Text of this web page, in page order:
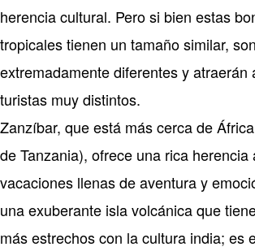
herencia cultural. Pero si bien estas
tropicales tienen un tamaño similar, son
extremadamente diferentes y atraerán
turistas muy distintos.
Zanzíbar, que está más cerca de
de Tanzania), ofrece una rica herencia
vacaciones llenas de aventura y
una exuberante isla volcánica que
más estrechos con la cultura india; es